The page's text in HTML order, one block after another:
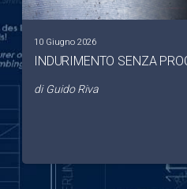
10 Giugno 2026
INDURIMENTO SENZA
di Guido Riva